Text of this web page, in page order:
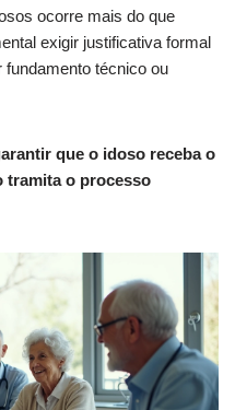
ocorre mais do que
exigir justificativa formal
técnico ou
que o idoso receba o
tramita o processo